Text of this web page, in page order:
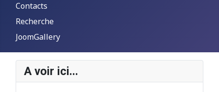
Contacts
Recherche
JoomGallery
A voir ici...